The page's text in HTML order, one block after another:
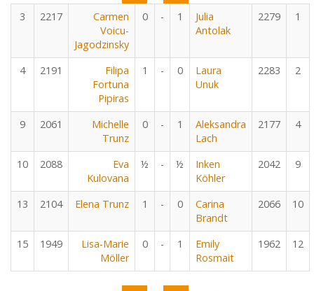
3 2217
Carmen
Voicu-
Jagodzinsky
0 - 1
Julia
Antolak
2279 1
4 2191
Filipa
Fortuna
Pipiras
1 - 0
Laura
Unuk
2283 2
9 2061
Michelle
Trunz
0 - 1
Aleksandra
Lach
2177 4
10 2088
Eva
Kulovana
½ - ½
Inken
Köhler
2042 9
13 2104 Elena Trunz 1 - 0
Carina
Brandt
2066 10
15 1949
Lisa-Marie
Möller
0 - 1
Emily
Rosmait
1962 12